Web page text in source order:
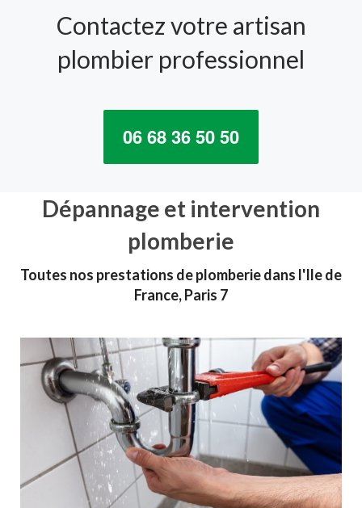
Contactez votre artisan
plombier professionnel
06 68 36 50 50
Dépannage et intervention
plomberie
Toutes nos prestations de plomberie dans l'Ile de
France, Paris 7